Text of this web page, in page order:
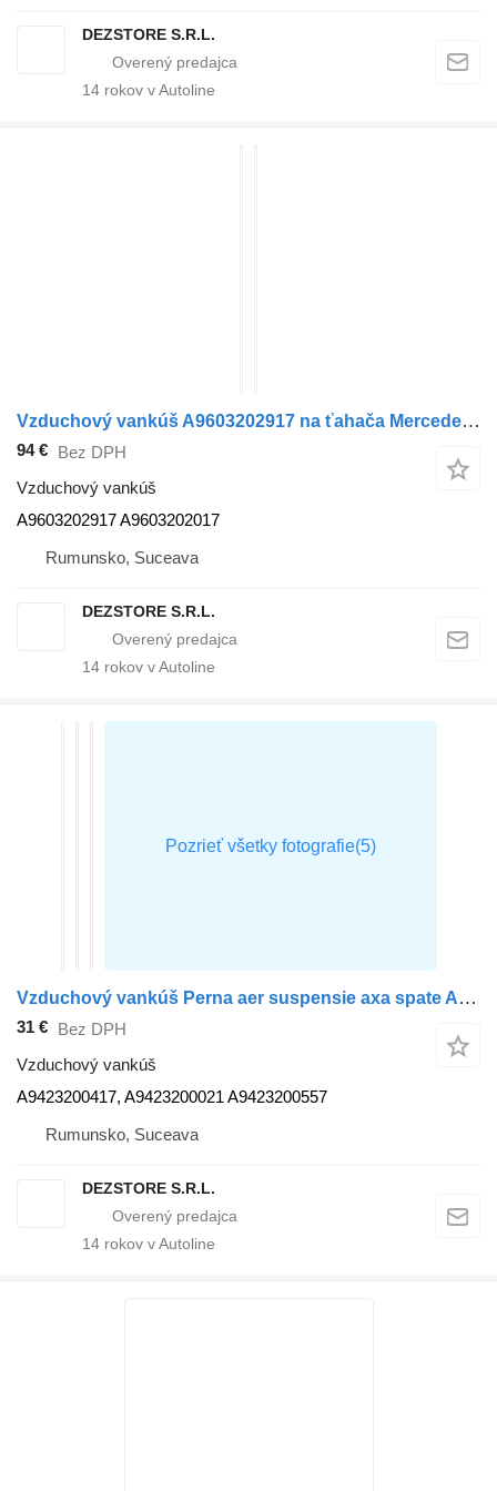
DEZSTORE S.R.L.
14 rokov v Autoline
Vzduchový vankúš A9603202917 na ťahača Mercedes-Benz ACTROS MP4
94 € Bez DPH
Vzduchový vankúš
A9603202917 A9603202017
Rumunsko, Suceava
DEZSTORE S.R.L.
14 rokov v Autoline
Vzduchový vankúš Perna aer suspensie axa spate A9423200417 na ťahača Mercedes-Benz AXOR
31 € Bez DPH
Vzduchový vankúš
A9423200417, A9423200021 A9423200557
Rumunsko, Suceava
DEZSTORE S.R.L.
14 rokov v Autoline